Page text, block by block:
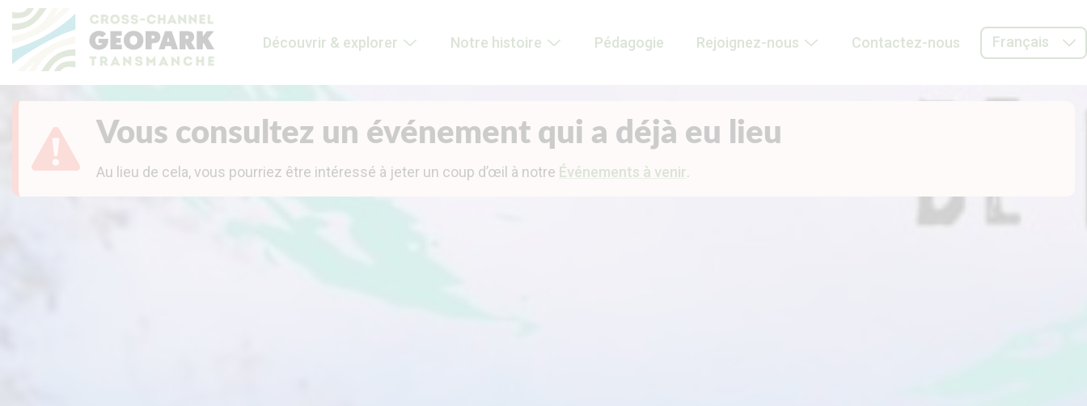
Découvrir & explorer Notre histoire Pédagogie Rejoignez-nous Contactez-nous Français
Vous consultez un événement qui a déjà eu lieu
Au lieu de cela, vous pourriez être intéressé à jeter un coup d’œil à notre Événements à venir.